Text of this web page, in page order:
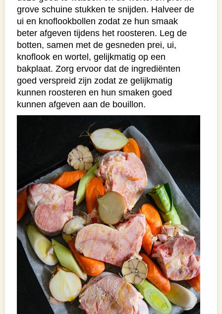
grove schuine stukken te snijden. Halveer de
ui en knoflookbollen zodat ze hun smaak
beter afgeven tijdens het roosteren. Leg de
botten, samen met de gesneden prei, ui,
knoflook en wortel, gelijkmatig op een
bakplaat. Zorg ervoor dat de ingrediënten
goed verspreid zijn zodat ze gelijkmatig
kunnen roosteren en hun smaken goed
kunnen afgeven aan de bouillon.